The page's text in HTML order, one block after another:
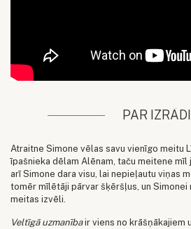
PAR IZRĀDI
Atraitne Simone vēlas savu vienīgo meitu
īpašnieka dēlam Alēnam, taču meitene mīl
arī Simone dara visu, lai nepieļautu viņas
tomēr mīlētāji pārvar šķēršļus, un Simonei
meitas izvēli.
Veltīgā uzmanībair viens no krāšņākajiem